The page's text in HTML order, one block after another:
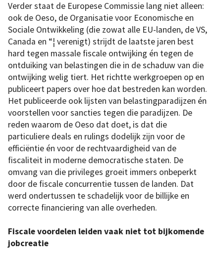
Verder staat de Europese Commissie lang niet alleen:
ook de Oeso, de Organisatie voor Economische en
Sociale Ontwikkeling (die zowat alle EU-landen, de VS,
Canada en “¦ verenigt) strijdt de laatste jaren best
hard tegen massale fiscale ontwijking én tegen de
ontduiking van belastingen die in de schaduw van die
ontwijking welig tiert. Het richtte werkgroepen op en
publiceert papers over hoe dat bestreden kan worden.
Het publiceerde ook lijsten van belastingparadijzen én
voorstellen voor sancties tegen die paradijzen. De
reden waarom de Oeso dat doet, is dat die
particuliere deals en rulings dodelijk zijn voor de
efficiëntie én voor de rechtvaardigheid van de
fiscaliteit in moderne democratische staten. De
omvang van die privileges groeit immers onbeperkt
door de fiscale concurrentie tussen de landen. Dat
werd ondertussen te schadelijk voor de billijke en
correcte financiering van alle overheden.
Fiscale voordelen leiden vaak niet tot bijkomende
jobcreatie